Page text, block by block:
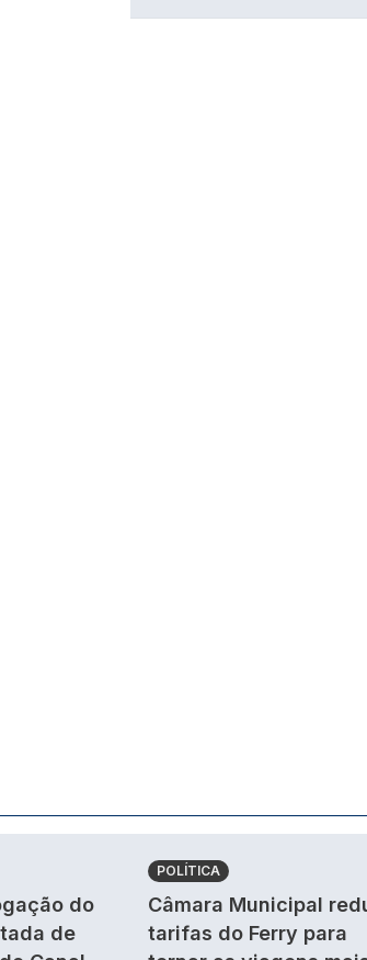
do
de
POLÍTICA
Câmara Municipal
tarifas do Ferry para